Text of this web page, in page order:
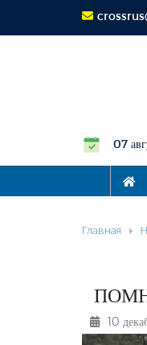
07
Главная
10